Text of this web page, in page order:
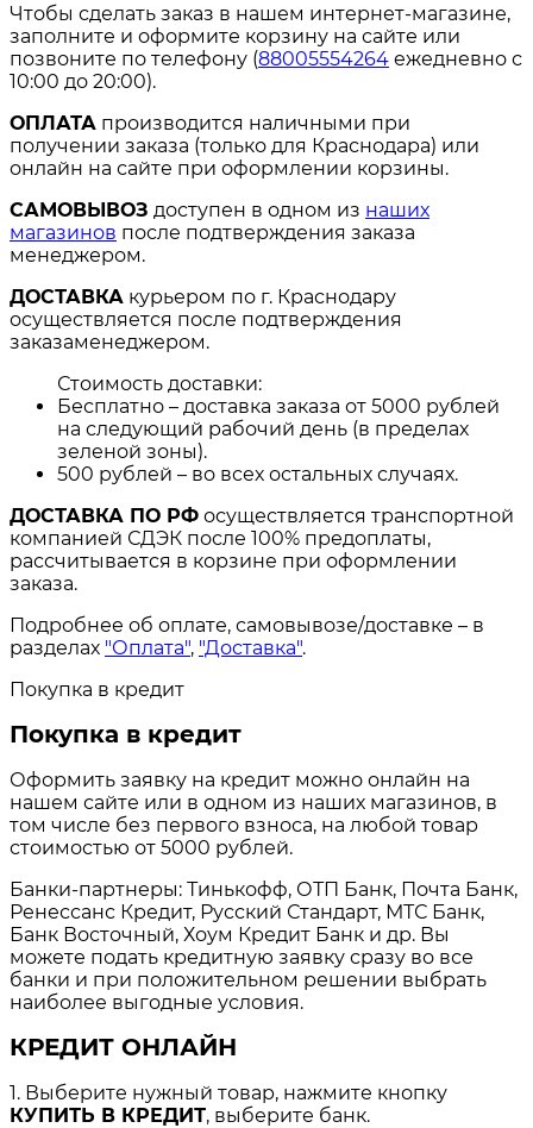
Чтобы сделать заказ в нашем интернет-магазине,
заполните и оформите корзину на сайте или
позвоните по телефону (88005554264 ежедневно с
10:00 до 20:00).
ОПЛАТА производится наличными при
получении заказа (только для Краснодара) или
онлайн на сайте при оформлении корзины.
САМОВЫВОЗ доступен в одном из наших
магазинов после подтверждения заказа
менеджером.
ДОСТАВКА курьером по г. Краснодару
осуществляется после подтверждения
заказаменеджером.
Стоимость доставки:
Бесплатно – доставка заказа от 5000 рублей
на следующий рабочий день (в пределах
зеленой зоны).
500 рублей – во всех остальных случаях.
ДОСТАВКА ПО РФ осуществляется транспортной
компанией СДЭК после 100% предоплаты,
рассчитывается в корзине при оформлении
заказа.
Подробнее об оплате, самовывозе/доставке – в
разделах "Оплата", "Доставка".
Покупка в кредит
Покупка в кредит
Оформить заявку на кредит можно онлайн на
нашем сайте или в одном из наших магазинов, в
том числе без первого взноса, на любой товар
стоимостью от 5000 рублей.
Банки-партнеры: Тинькофф, ОТП Банк, Почта Банк,
Ренессанс Кредит, Русский Стандарт, МТС Банк,
Банк Восточный, Хоум Кредит Банк и др. Вы
можете подать кредитную заявку сразу во все
банки и при положительном решении выбрать
наиболее выгодные условия.
КРЕДИТ ОНЛАЙН
1. Выберите нужный товар, нажмите кнопку
КУПИТЬ В КРЕДИТ, выберите банк.